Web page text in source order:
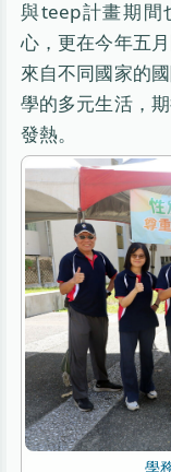
與teep計畫期間
心，更在今年五
來自不同國家的
學的多元生活，
發熱。
學